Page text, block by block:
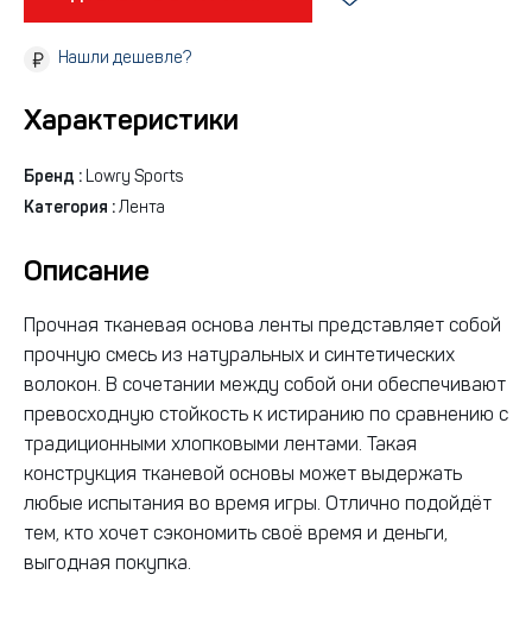
Нашли дешевле?
Характеристики
Бренд : Lowry Sports
Категория : Лента
Описание
Прочная тканевая основа ленты представляет собой
прочную смесь из натуральных и синтетических
волокон. В сочетании между собой они обеспечивают
превосходную стойкость к истиранию по сравнению с
традиционными хлопковыми лентами. Такая
конструкция тканевой основы может выдержать
любые испытания во время игры. Отлично подойдёт
тем, кто хочет сэкономить своё время и деньги,
выгодная покупка.